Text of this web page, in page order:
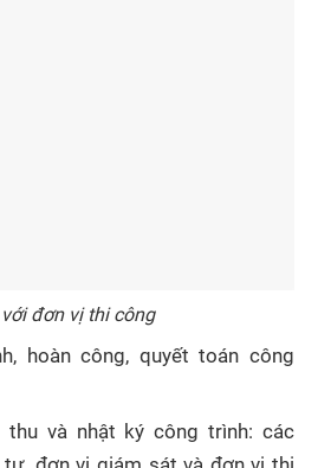
đơn vị thi công
hoàn công, quyết toán công
thu và nhật ký công trình: các